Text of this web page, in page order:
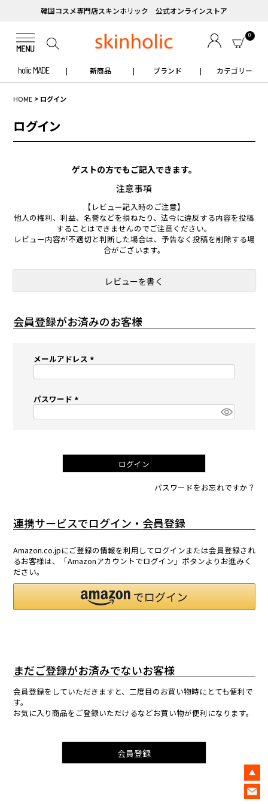
韓国コスメ専門店スキンホリック 公式オンラインストア
0
holic MADE 新商品 ブランド カテゴリー
HOME ログイン
ログイン
ゲストの方でもご記入できます。
注意事項
【レビュー記入時のご注意】
他人の権利、利益、名誉などを損ねたり、法令に違反する内容を投稿
することはできませんのでご注意ください。
レビュー内容が不適切と判断した場合は、予告なく投稿を削除する場
合がございます。
レビューを書く
会員登録がお済みのお客様
メールアドレス
)
パスワード
ログイン
パスワードをお忘れですか？
連携サービスでログイン・会員登録
Amazon.co.jpにご登録の情報を利用してログインまたは会員登録され
るお客様は、「Amazonアカウントでログイン」ボタンよりお進みく
ださい。
まだご登録がお済みでないお客様
会員登録をしていただきますと、二度目のお買い物時にとても便利で
す。
お気に入り商品をご登録いただけるなどお買い物が便利になります。
会員登録